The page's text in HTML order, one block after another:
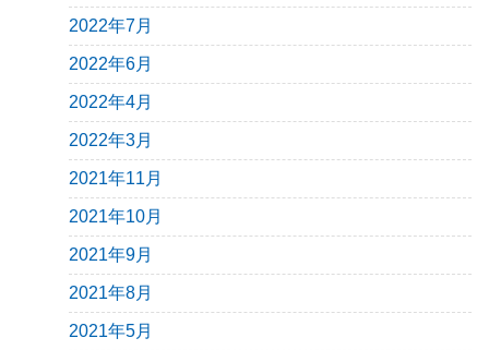
2022年7月
2022年6月
2022年4月
2022年3月
2021年11月
2021年10月
2021年9月
2021年8月
2021年5月